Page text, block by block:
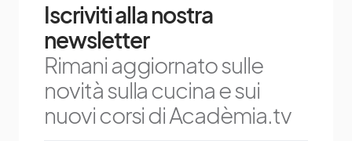
Iscriviti alla nostra
newsletter
Rimani aggiornato sulle
novità sulla cucina e sui
nuovi corsi di Acadèmia.tv